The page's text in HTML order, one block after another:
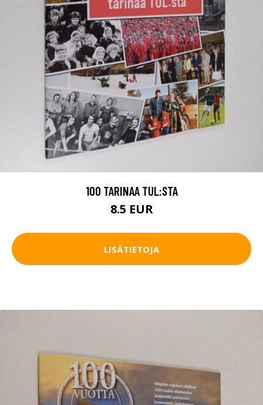
100 TARINAA TUL:STA
8.5 EUR
LISÄTIETOJA